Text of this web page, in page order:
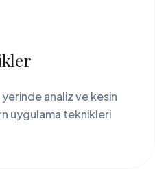
analiz ve kesin
uygulama teknikleri